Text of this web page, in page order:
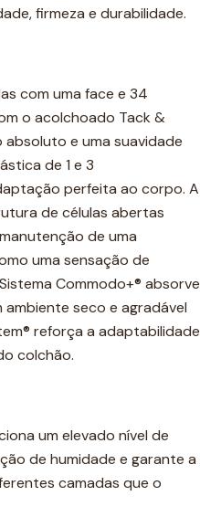
firmeza e durabilidade.
com uma face e 34
o acolchoado Tack &
e uma suavidade
de 1 e 3
perfeita ao corpo. A
de células abertas
de uma
uma sensação de
Commodo+® absorve
seco e agradável
reforça a adaptabilidade
colchão.
um elevado nível de
de humidade e garante a
camadas que o